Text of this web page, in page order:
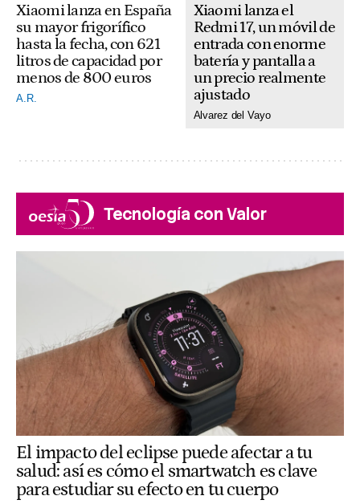
Xiaomi lanza en España
su mayor frigorífico
hasta la fecha, con 621
litros de capacidad por
menos de 800 euros
A.R.
Xiaomi lanza el
Redmi 17, un móvil de
entrada con enorme
batería y pantalla a
un precio realmente
ajustado
Alvarez del Vayo
Tecnología con Valor
El impacto del eclipse puede afectar a tu
salud: así es cómo el smartwatch es clave
para estudiar su efecto en tu cuerpo